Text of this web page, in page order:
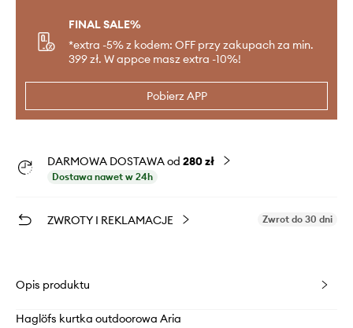
FINAL SALE%
*extra -5% z kodem: OFF przy zakupach za min.
399 zł. W appce masz extra -10%!
Pobierz APP
DARMOWA DOSTAWA od 280 zł
Dostawa nawet w 24h
ZWROTY I REKLAMACJE Zwrot do 30 dni
Opis produktu
Haglöfs kurtka outdoorowa Aria